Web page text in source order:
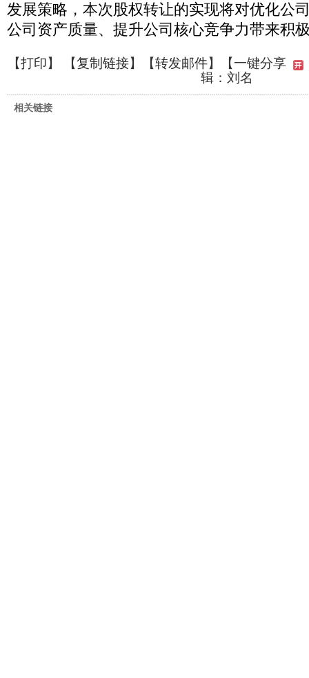
发展策略，本次股权转让的实现将对优化公
公司资产质量、提升公司核心竞争力带来积
【打印】 【复制链接】【转发邮件】
【一键分享
辑：刘名
相关链接